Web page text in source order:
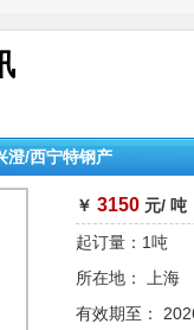
澄/西宁特钢产
￥ 3150 元/ 吨
起订量：1吨
所在地： 上海
有效期至：